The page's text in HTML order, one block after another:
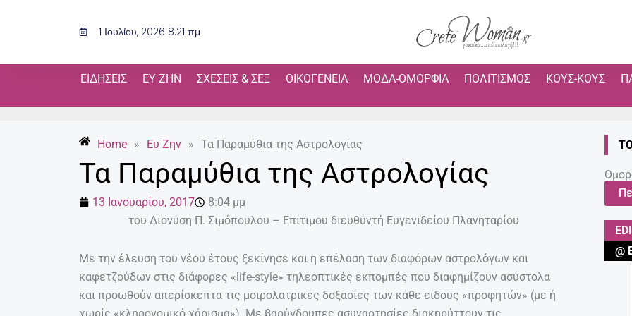
1 Ιουλίου, 2026 8:21 πμ
ΕΙΔΉΣΕΙΣ ΕΥ ΖΗΝ ΣΧΈΣΕΙΣ & ΣΕΞ ΟΙΚΟΓΈΝΕΙΑ ΜΌΔΑ-ΟΜΟΡΦΙΆ ΠΟΛΙΤΙΣΜΌΣ ΚΟΥΣ-ΚΟΥΣ
Home » Ευ Ζην » Τα Παραμύθια της Αστρολογίας
Τα Παραμύθια της Αστρολογίας
13 Ιανουαρίου, 2017
8:04 μμ
του Διονύση Π. Σιμόπουλου – Επίτιμου διευθυντή Ευγενιδείου Πλανηταρίου
Με την έλευση του νέου έτους ξεκίνησε και η επέλαση των διαφόρων αστρολόγων και
καφετζούδων στις διάφορες «life-style» τηλεοπτικές εκπομπές που διαφημίζουν ασύστολα
και προωθούν απερίσκεπτα τις μοιρολατρικές δοξασίες των κάθε είδους «προφητών» (με ή
χωρίς «κληρονομικό χάρισμα»). Με βαρύγδουπες ασυναρτησίες διακηρύττουν τις
@